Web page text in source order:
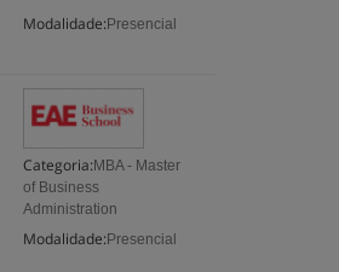
Modalidade: Presencial
Categoria: MBA - Master
of Business
Administration
Modalidade: Presencial